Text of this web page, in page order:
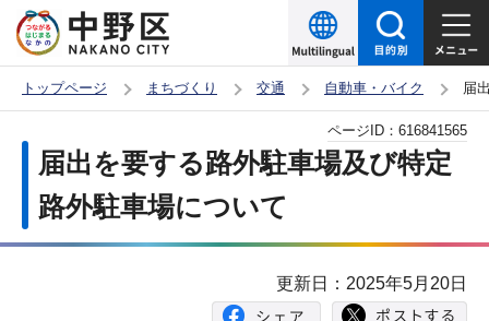
の
ー
トップページ まちづくり 交通 自動車・バイク 届
か
届出を要する路外駐車場及び特定
路外駐車場について
ページID： 616841565
更新日：2025年5月20日